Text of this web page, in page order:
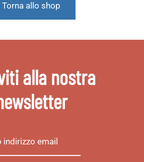
Torna allo shop
alla nostra